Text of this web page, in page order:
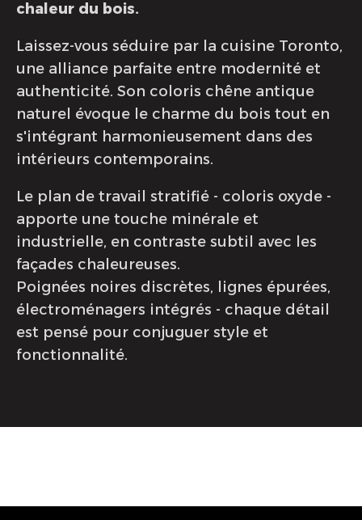
chaleur du bois.
Laissez-vous séduire par la cuisine Toronto,
une alliance parfaite entre modernité et
authenticité. Son coloris chêne antique
naturel évoque le charme du bois tout en
s'intégrant harmonieusement dans des
intérieurs contemporains.
Le plan de travail stratifié - coloris oxyde -
apporte une touche minérale et
industrielle, en contraste subtil avec les
façades chaleureuses.
Poignées noires discrètes, lignes épurées,
électroménagers intégrés - chaque détail
est pensé pour conjuguer style et
fonctionnalité.